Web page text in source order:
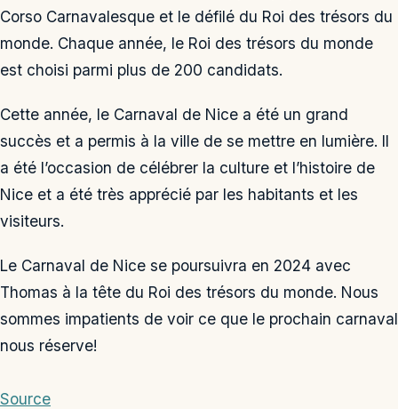
Corso Carnavalesque et le défilé du Roi des trésors du
monde. Chaque année, le Roi des trésors du monde
est choisi parmi plus de 200 candidats.
Cette année, le Carnaval de Nice a été un grand
succès et a permis à la ville de se mettre en lumière. Il
a été l’occasion de célébrer la culture et l’histoire de
Nice et a été très apprécié par les habitants et les
visiteurs.
Le Carnaval de Nice se poursuivra en 2024 avec
Thomas à la tête du Roi des trésors du monde. Nous
sommes impatients de voir ce que le prochain carnaval
nous réserve!
Source